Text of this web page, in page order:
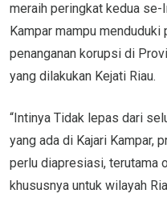
meraih peringkat kedua se-
Kampar mampu
penanganan korupsi di
yang dilakukan Kejati Riau.
“Intinya Tidak lepas dari
yang ada di Kajari Kampar,
perlu diapresiasi, terutama
khususnya untuk wilayah